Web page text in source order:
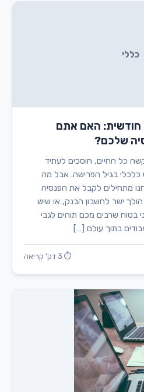
כללי
חודשית: האם אתם
שלכם?
כל החיים, חוסכים לעתיד
כלכלי בגיל הפרישה. אבל מה
מתחילים לקבל את הפנסיה
ישר לחשבון הבנק, או שיש
בטוח שרבים מכם תוהים לגבי
בתוך עולם […]
⏱ 3 דק' קריאה